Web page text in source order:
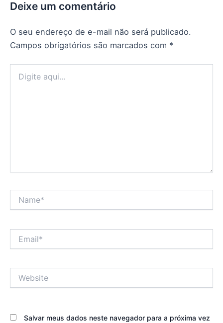
Deixe um comentário
O seu endereço de e-mail não será publicado.
Campos obrigatórios são marcados com *
aqui...
Salvar meus dados neste navegador para a próxima vez